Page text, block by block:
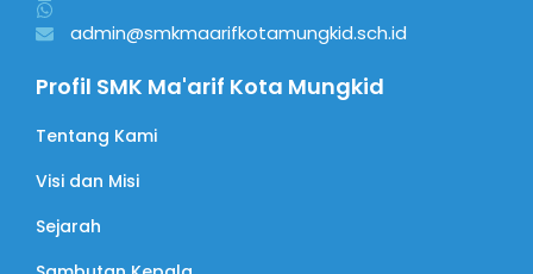
admin@smkmaarifkotamungkid.sch.id
Profil SMK Ma'arif Kota Mungkid
Tentang Kami
Visi dan Misi
Sejarah